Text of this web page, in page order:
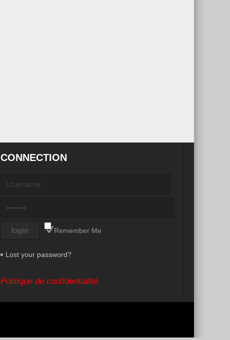
CONNECTION
Remember Me
Lost your password?
Politique de confidentialité